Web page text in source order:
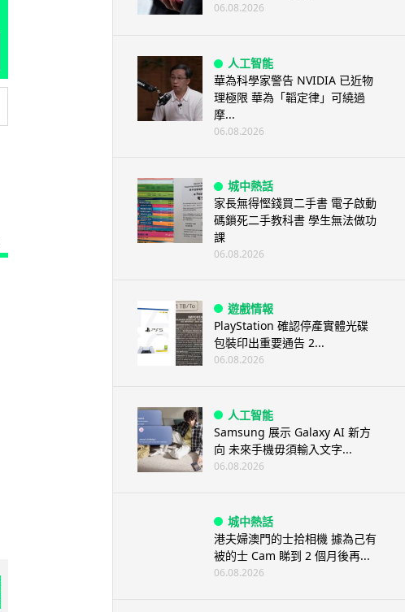
06.08.2026
人工智能
華為科學家警告 NVIDIA 已近物
理極限 華為「韜定律」可繞過
摩...
06.08.2026
城中熱話
家長無得慳錢買二手書 電子啟動
碼鎖死二手教科書 學生無法做功
課
06.08.2026
遊戲情報
PlayStation 確認停產實體光碟
包裝印出重要通告 2...
06.08.2026
人工智能
Samsung 展示 Galaxy AI 新方
向 未來手機毋須輸入文字...
06.08.2026
城中熱話
港夫婦澳門的士拾相機 據為己有
被的士 Cam 睇到 2 個月後再...
06.08.2026